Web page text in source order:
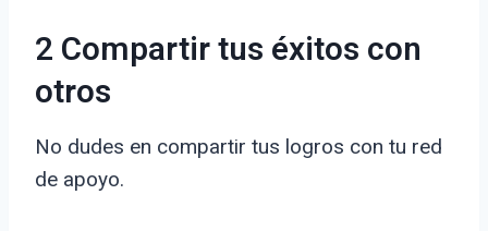
2 Compartir tus éxitos con
otros
No dudes en compartir tus logros con tu red
de apoyo.